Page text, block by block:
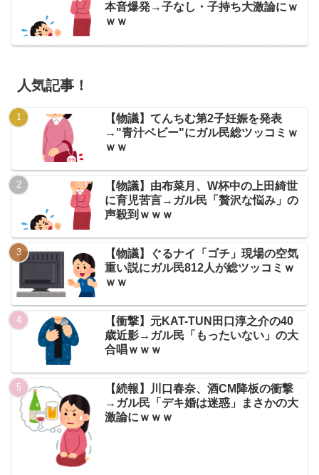
本音爆発→子なし・子持ち大激論にｗ
ｗｗ
人気記事！
【物議】てんちむ第2子妊娠を発表
→"青汁ベビー"にガル民総ツッコミｗ
ｗｗ
【物議】由布菜月、W杯中の上田綺世
に育児苦言→ガル民「贅沢な悩み」の
声殺到ｗｗｗ
【物議】ぐるナイ「ゴチ」現場の空気
重い説にガル民812人が総ツッコミｗ
ｗｗ
【衝撃】元KAT-TUN田口淳之介の40
歳近影→ガル民「もったいない」の大
合唱ｗｗｗ
【続報】川口春奈、酒CM降板の衝撃
→ガル民「デキ婚は迷惑」まさかの大
激論にｗｗｗ